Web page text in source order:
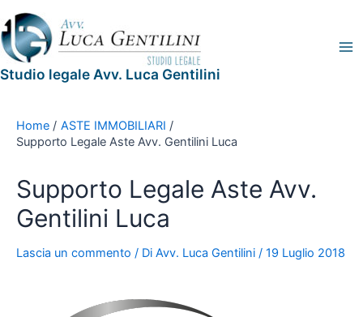
al
contenuto
Studio legale Avv. Luca Gentilini
Home
ASTE IMMOBILIARI
Supporto Legale Aste Avv. Gentilini Luca
Supporto Legale Aste Avv.
Gentilini Luca
Lascia un commento / Di Avv. Luca Gentilini / 19 Luglio 2018